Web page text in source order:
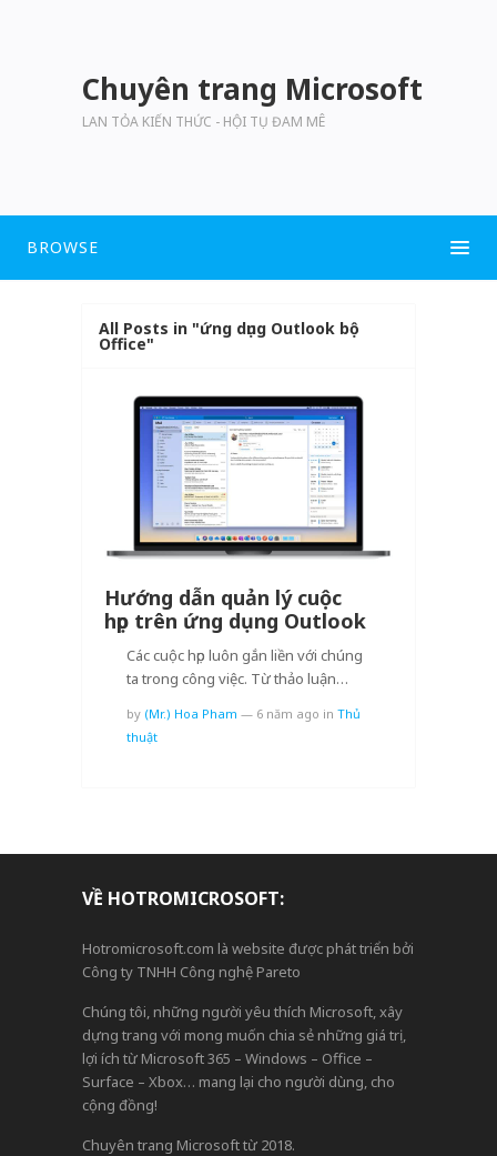
Chuyên trang Microsoft
LAN TỎA KIẾN THỨC - HỘI TỤ ĐAM MÊ
BROWSE
All Posts in "ứng dụng Outlook bộ
Office"
Hướng dẫn quản lý cuộc
họp trên ứng dụng Outlook
Các cuộc họp luôn gắn liền với chúng
ta trong công việc. Từ thảo luận…
by (Mr.) Hoa Pham — 6 năm ago in Thủ
thuật
VỀ HOTROMICROSOFT:
Hotromicrosoft.com là website được phát triển bởi
Công ty TNHH Công nghệ Pareto
Chúng tôi, những người yêu thích Microsoft, xây
dựng trang với mong muốn chia sẻ những giá trị,
lợi ích từ Microsoft 365 – Windows – Office –
Surface – Xbox… mang lại cho người dùng, cho
cộng đồng!
Chuyên trang Microsoft từ 2018.